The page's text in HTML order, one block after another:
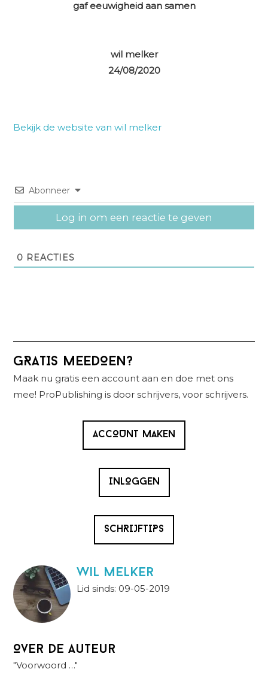
gaf eeuwigheid aan samen
wil melker
24/08/2020
Bekijk de website van wil melker
Abonneer
Log in om een reactie te geven
0 REACTIES
Primaire
Sidebar
GRATIS MEEDOEN?
Maak nu gratis een account aan en doe met ons
mee! ProPublishing is door schrijvers, voor schrijvers.
ACCOUNT MAKEN
INLOGGEN
SCHRIJFTIPS
wil melker
Lid sinds: 09-05-2019
Over de auteur
"Voorwoord …"